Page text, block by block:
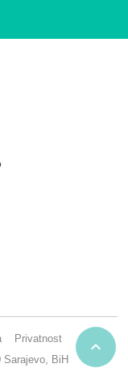
BiH
Privatnost 